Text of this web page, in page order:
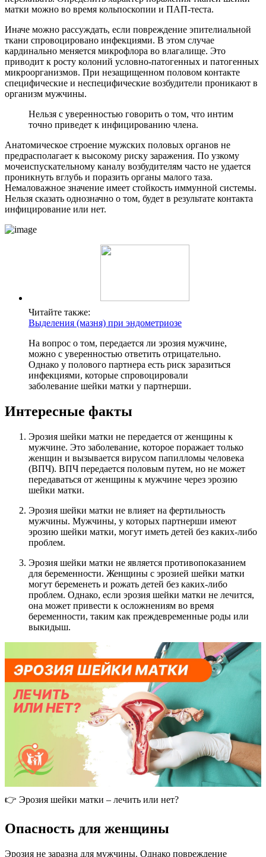
матки можно во время кольпоскопии и ПАП-теста.
Иначе можно рассуждать, если повреждение эпителиальной
ткани спровоцировано инфекциями. В этом случае
кардинально меняется микрофлора во влагалище. Это
приводит к росту колоний условно-патогенных и патогенных
микроорганизмов. При незащищенном половом контакте
специфические и неспецифические возбудители проникают в
организм мужчины.
Нельзя с уверенностью говорить о том, что интим
точно приведет к инфицированию члена.
Анатомическое строение мужских половых органов не
предрасполагает к высокому риску заражения. По узкому
мочеиспускательному каналу возбудителям часто не удается
проникнуть вглубь и поразить органы малого таза.
Немаловажное значение имеет стойкость иммунной системы.
Нельзя сказать однозначно о том, будет в результате контакта
инфицирование или нет.
Читайте также:
Выделения (мазня) при эндометриозе
На вопрос о том, передается ли эрозия мужчине,
можно с уверенностью ответить отрицательно.
Однако у полового партнера есть риск заразиться
инфекциями, которые спровоцировали
заболевание шейки матки у партнерши.
Интересные факты
Эрозия шейки матки не передается от женщины к
мужчине. Это заболевание, которое поражает только
женщин и вызывается вирусом папилломы человека
(ВПЧ). ВПЧ передается половым путем, но не может
передаваться от женщины к мужчине через эрозию
шейки матки.
Эрозия шейки матки не влияет на фертильность
мужчины. Мужчины, у которых партнерши имеют
эрозию шейки матки, могут иметь детей без каких-либо
проблем.
Эрозия шейки матки не является противопоказанием
для беременности. Женщины с эрозией шейки матки
могут беременеть и рожать детей без каких-либо
проблем. Однако, если эрозия шейки матки не лечится,
она может привести к осложнениям во время
беременности, таким как преждевременные роды или
выкидыш.
👉 Эрозия шейки матки – лечить или нет?
Опасность для женщины
Эрозия не заразна для мужчины. Однако повреждение